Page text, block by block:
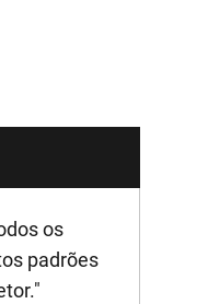
os
padrões